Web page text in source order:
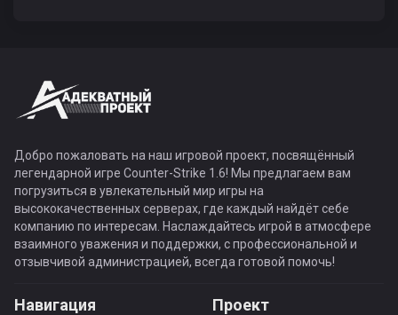
Добро пожаловать на наш игровой проект, посвящённый
легендарной игре Counter-Strike 1.6! Мы предлагаем вам
погрузиться в увлекательный мир игры на
высококачественных серверах, где каждый найдёт себе
компанию по интересам. Наслаждайтесь игрой в атмосфере
взаимного уважения и поддержки, с профессиональной и
отзывчивой администрацией, всегда готовой помочь!
Навигация Проект